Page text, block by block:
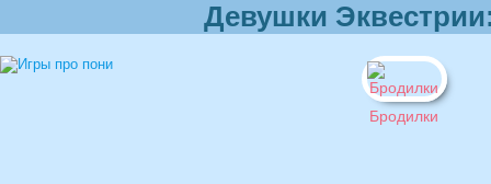
Девушки
Бродилки